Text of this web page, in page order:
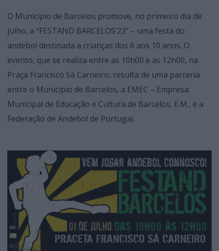
O Município de Barcelos promove, no primeiro dia de
julho, a “FESTAND BARCELOS’23” – uma festa do
andebol destinada a crianças dos 6 aos 10 anos. O
evento, que se realiza entre as 10h00 e as 12h00, na
Praça Francisco Sá Carneiro, resulta de uma parceria
entre o Município de Barcelos, a EMEC – Empresa
Municipal de Educação e Cultura de Barcelos, E.M., e a
Federação de Andebol de Portugal.